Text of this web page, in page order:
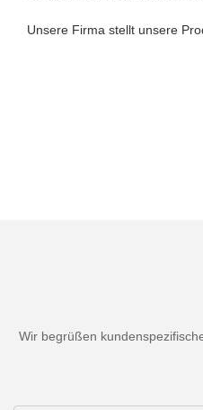
Unsere Firma stellt unsere
Wir begrüßen